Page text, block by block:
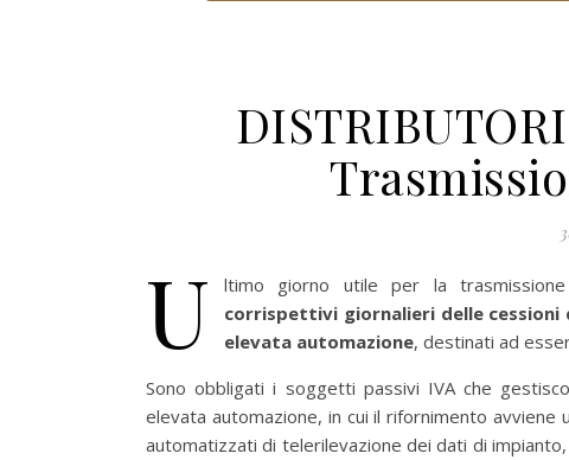
U
ltimo giorno utile per la
corrispettivi giornalieri delle
elevata automazione, destinati ad
Sono obbligati i soggetti passivi IVA che
elevata automazione, in cui il rifornimento
automatizzati di telerilevazione dei dati di